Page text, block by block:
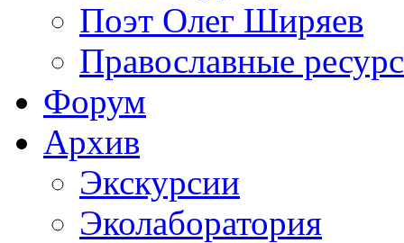
Поэт Олег Ширяев
Православные
Форум
Архив
Экскурсии
Эколаборатория